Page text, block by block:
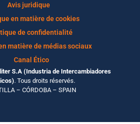
Avis juridique
en matière de cookies
de confidentialité
matière de médias sociaux
Canal Ético
S.A (Industria de Intercambiadores
. Tous droits réservés.
– CÓRDOBA – SPAIN